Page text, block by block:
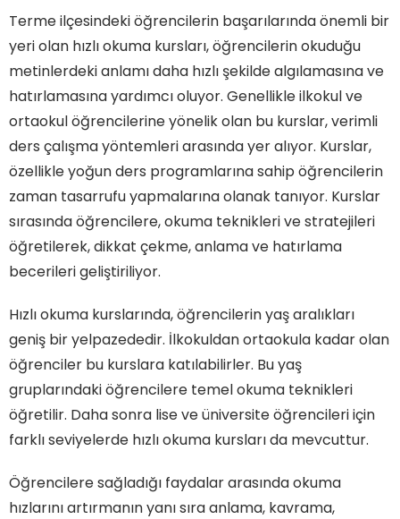
Terme ilçesindeki öğrencilerin başarılarında önemli bir
yeri olan hızlı okuma kursları, öğrencilerin okuduğu
metinlerdeki anlamı daha hızlı şekilde algılamasına ve
hatırlamasına yardımcı oluyor. Genellikle ilkokul ve
ortaokul öğrencilerine yönelik olan bu kurslar, verimli
ders çalışma yöntemleri arasında yer alıyor. Kurslar,
özellikle yoğun ders programlarına sahip öğrencilerin
zaman tasarrufu yapmalarına olanak tanıyor. Kurslar
sırasında öğrencilere, okuma teknikleri ve stratejileri
öğretilerek, dikkat çekme, anlama ve hatırlama
becerileri geliştiriliyor.
Hızlı okuma kurslarında, öğrencilerin yaş aralıkları
geniş bir yelpazededir. İlkokuldan ortaokula kadar olan
öğrenciler bu kurslara katılabilirler. Bu yaş
gruplarındaki öğrencilere temel okuma teknikleri
öğretilir. Daha sonra lise ve üniversite öğrencileri için
farklı seviyelerde hızlı okuma kursları da mevcuttur.
Öğrencilere sağladığı faydalar arasında okuma
hızlarını artırmanın yanı sıra anlama, kavrama,